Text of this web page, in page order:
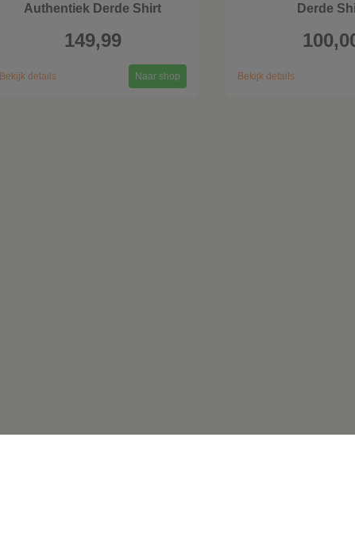
Authentiek Derde Shirt
149,99
Bekijk details Naar shop
Derde
Bekijk details